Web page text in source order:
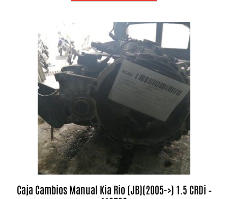
Caja Cambios Manual Kia Rio (JB)(2005->) 1.5 CRDi –